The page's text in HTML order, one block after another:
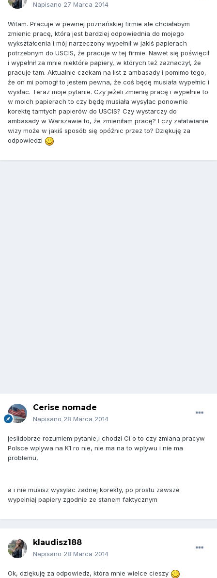
Napisano 27 Marca 2014
Witam. Pracuje w pewnej poznańskiej firmie ale chciałabym
zmienic pracę, która jest bardziej odpowiednia do mojego
wykształcenia i mój narzeczony wypełnił w jakiś papierach
potrzebnym do USCIS, że pracuje w tej firmie. Nawet się poświęcił
i wypełnił za mnie niektóre papiery, w których też zaznaczył, że
pracuje tam. Aktualnie czekam na list z ambasady i pomimo tego,
że on mi pomogł to jestem pewna, że coś będę musiała wypełnic i
wysłac. Teraz moje pytanie. Czy jeżeli zmienię pracę i wypełnie to
w moich papierach to czy będę musiała wysyłac ponownie
korektę tamtych papierów do USCIS? Czy wystarczy do
ambasady w Warszawie to, że zmieniłam pracę? I czy załatwianie
wizy może w jakiś sposób się opóźnic przez to? Dziękuję za
odpowiedzi
Cerise nomade
Napisano 28 Marca 2014
jeslidobrze rozumiem pytanie,i chodzi Ci o to czy zmiana pracyw
Polsce wplywa na K1 ro nie, nie ma na to wplywu i nie ma
problemu,
a i nie musisz wysylac zadnej korekty, po prostu zawsze
wypelniaj papiery zgodnie ze stanem faktycznym
klaudisz188
Napisano 28 Marca 2014
Ok, dziękuję za odpowiedz, która mnie wielce cieszy